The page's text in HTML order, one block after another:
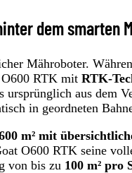
dem smarten
Mähroboter.
O600 RTK mit RTK-
aus dem
in geordneten
m² mit
O600 RTK seine
von bis zu 100 m² pro